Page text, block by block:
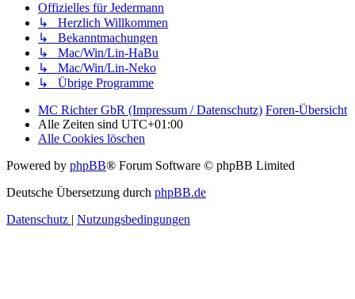
Offizielles für Jedermann
↳ Herzlich Willkommen
↳ Bekanntmachungen
↳ Mac/Win/Lin-HaBu
↳ Mac/Win/Lin-Neko
↳ Übrige Programme
MC Richter GbR (Impressum / Datenschutz) Foren-Übersicht
Alle Zeiten sind UTC+01:00
Alle Cookies löschen
Powered by phpBB® Forum Software © phpBB Limited
Deutsche Übersetzung durch phpBB.de
Datenschutz
Nutzungsbedingungen